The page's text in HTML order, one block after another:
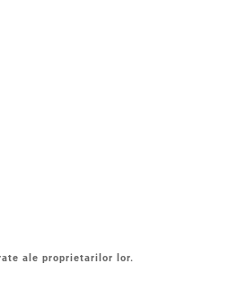
ale proprietarilor lor.